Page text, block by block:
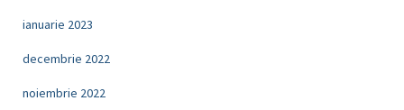
ianuarie 2023
decembrie 2022
noiembrie 2022